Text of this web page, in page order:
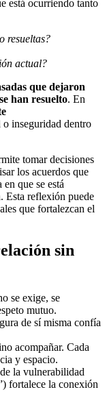
está ocurriendo tanto
resueltas?
actual?
que dejaron
han resuelto. En
inseguridad dentro
tomar decisiones
los acuerdos que
que se está
Esta reflexión puede
que fortalezcan el
sin
se exige, se
mutuo.
de sí misma confía
acompañar. Cada
y espacio.
la vulnerabilidad
fortalece la conexión